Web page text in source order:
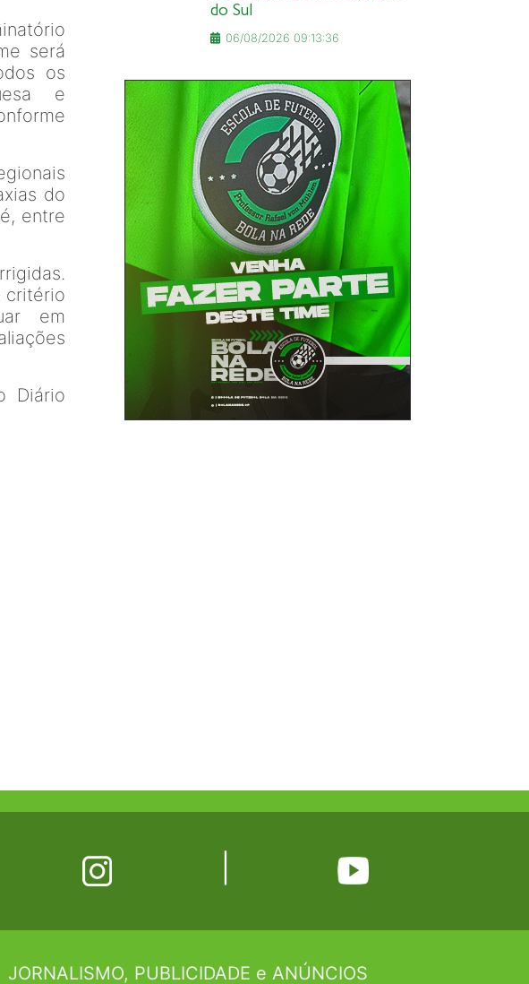
será
os
e
do
entre
critério
em
Diário
do Sul
06/08/2026 09:13:36
JORNALISMO, PUBLICIDADE e ANÚNCIOS